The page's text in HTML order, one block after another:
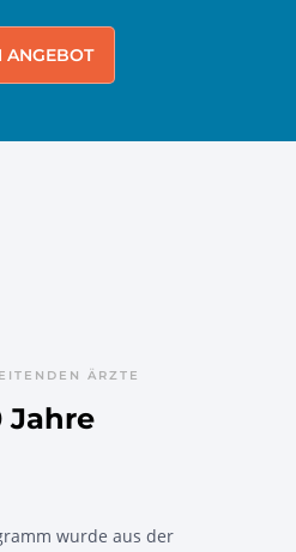
ANGEBOT
ÄRZTE
Jahre
wurde aus der